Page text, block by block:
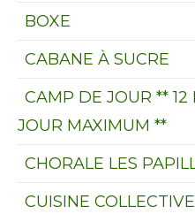
BOXE
CABANE À SUCRE
CAMP DE JOUR ** 12
JOUR MAXIMUM **
CHORALE LES
CUISINE COLLECTIVE